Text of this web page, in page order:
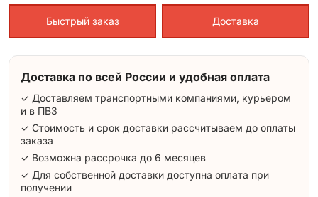
Быстрый заказ Доставка
Доставка по всей России и удобная оплата
✓ Доставляем транспортными компаниями, курьером
и в ПВЗ
✓ Стоимость и срок доставки рассчитываем до оплаты
заказа
✓ Возможна рассрочка до 6 месяцев
✓ Для собственной доставки доступна оплата при
получении